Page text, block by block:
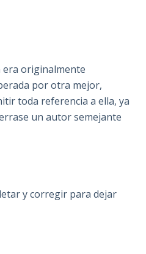
era originalmente
por otra mejor,
toda referencia a ella, ya
un autor semejante
y corregir para dejar